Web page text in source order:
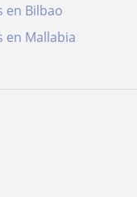
en Bilbao
en Mallabia